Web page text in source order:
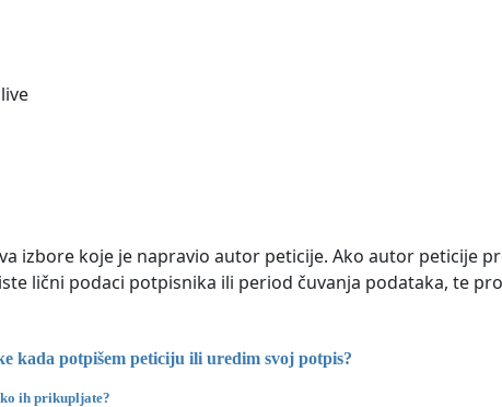
izbore koje je napravio autor peticije. Ako autor peticije
lični podaci potpisnika ili period čuvanja podataka, te
kada potpišem peticiju ili uredim svoj potpis?
ih prikupljate?